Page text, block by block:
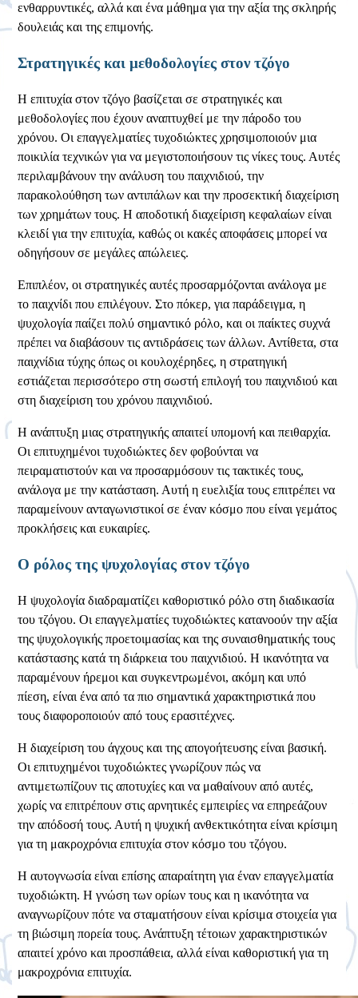
ενθαρρυντικές, αλλά και ένα μάθημα για την αξία της σκληρής
δουλειάς και της επιμονής.
Στρατηγικές και μεθοδολογίες στον τζόγο
Η επιτυχία στον τζόγο βασίζεται σε στρατηγικές και
μεθοδολογίες που έχουν αναπτυχθεί με την πάροδο του
χρόνου. Οι επαγγελματίες τυχοδιώκτες χρησιμοποιούν μια
ποικιλία τεχνικών για να μεγιστοποιήσουν τις νίκες τους. Αυτές
περιλαμβάνουν την ανάλυση του παιχνιδιού, την
παρακολούθηση των αντιπάλων και την προσεκτική διαχείριση
των χρημάτων τους. Η αποδοτική διαχείριση κεφαλαίων είναι
κλειδί για την επιτυχία, καθώς οι κακές αποφάσεις μπορεί να
οδηγήσουν σε μεγάλες απώλειες.
Επιπλέον, οι στρατηγικές αυτές προσαρμόζονται ανάλογα με
το παιχνίδι που επιλέγουν. Στο πόκερ, για παράδειγμα, η
ψυχολογία παίζει πολύ σημαντικό ρόλο, και οι παίκτες συχνά
πρέπει να διαβάσουν τις αντιδράσεις των άλλων. Αντίθετα, στα
παιχνίδια τύχης όπως οι κουλοχέρηδες, η στρατηγική
εστιάζεται περισσότερο στη σωστή επιλογή του παιχνιδιού και
στη διαχείριση του χρόνου παιχνιδιού.
Η ανάπτυξη μιας στρατηγικής απαιτεί υπομονή και πειθαρχία.
Οι επιτυχημένοι τυχοδιώκτες δεν φοβούνται να
πειραματιστούν και να προσαρμόσουν τις τακτικές τους,
ανάλογα με την κατάσταση. Αυτή η ευελιξία τους επιτρέπει να
παραμείνουν ανταγωνιστικοί σε έναν κόσμο που είναι γεμάτος
προκλήσεις και ευκαιρίες.
Ο ρόλος της ψυχολογίας στον τζόγο
Η ψυχολογία διαδραματίζει καθοριστικό ρόλο στη διαδικασία
του τζόγου. Οι επαγγελματίες τυχοδιώκτες κατανοούν την αξία
της ψυχολογικής προετοιμασίας και της συναισθηματικής τους
κατάστασης κατά τη διάρκεια του παιχνιδιού. Η ικανότητα να
παραμένουν ήρεμοι και συγκεντρωμένοι, ακόμη και υπό
πίεση, είναι ένα από τα πιο σημαντικά χαρακτηριστικά που
τους διαφοροποιούν από τους ερασιτέχνες.
Η διαχείριση του άγχους και της απογοήτευσης είναι βασική.
Οι επιτυχημένοι τυχοδιώκτες γνωρίζουν πώς να
αντιμετωπίζουν τις αποτυχίες και να μαθαίνουν από αυτές,
χωρίς να επιτρέπουν στις αρνητικές εμπειρίες να επηρεάζουν
την απόδοσή τους. Αυτή η ψυχική ανθεκτικότητα είναι κρίσιμη
για τη μακροχρόνια επιτυχία στον κόσμο του τζόγου.
Η αυτογνωσία είναι επίσης απαραίτητη για έναν επαγγελματία
τυχοδιώκτη. Η γνώση των ορίων τους και η ικανότητα να
αναγνωρίζουν πότε να σταματήσουν είναι κρίσιμα στοιχεία για
τη βιώσιμη πορεία τους. Ανάπτυξη τέτοιων χαρακτηριστικών
απαιτεί χρόνο και προσπάθεια, αλλά είναι καθοριστική για τη
μακροχρόνια επιτυχία.